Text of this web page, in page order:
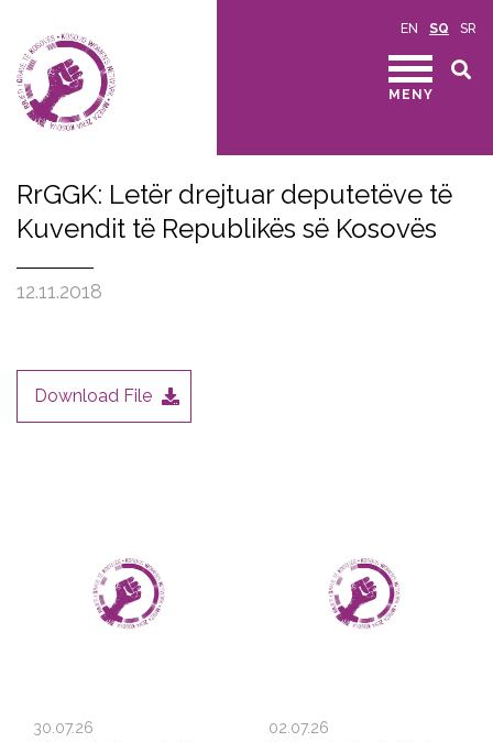
EN SQ SR
MENY
RrGGK: Letër drejtuar deputetëve të
Kuvendit të Republikës së Kosovës
12.11.2018
Download File
30.07.26 02.07.26